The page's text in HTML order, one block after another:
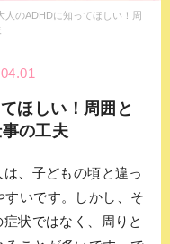
人のADHDに知ってほしい！周
ほしい！周囲と
の工夫
、子どもの頃と違っ
いです。しかし、そ
状ではなく、周りと